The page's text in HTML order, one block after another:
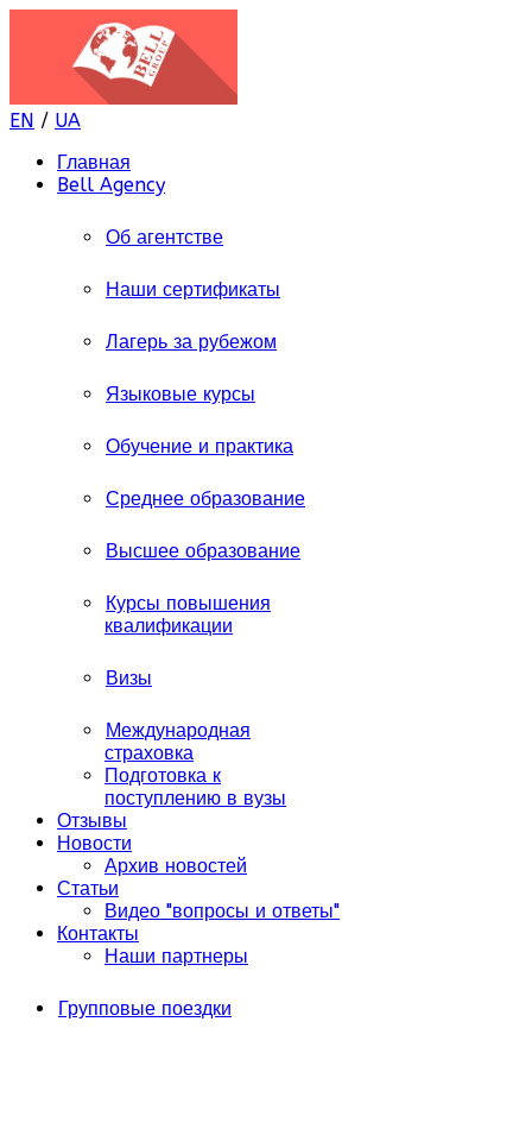
EN / UA
Главная
Bell Agency
Об агентстве
Наши сертификаты
Лагерь за рубежом
Языковые курсы
Обучение и практика
Среднее образование
Высшее образование
Курсы повышения
квалификации
Визы
Международная
страховка
Подготовка к
поступлению в вузы
Отзывы
Новости
Архив новостей
Статьи
Видео "вопросы и ответы"
Контакты
Наши партнеры
Групповые поездки